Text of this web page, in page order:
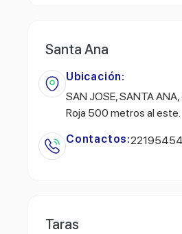
Santa Ana
Ubicación:
SAN JOSE, SANTA
Roja 500 metros al este.
Contactos:22195454
Taras